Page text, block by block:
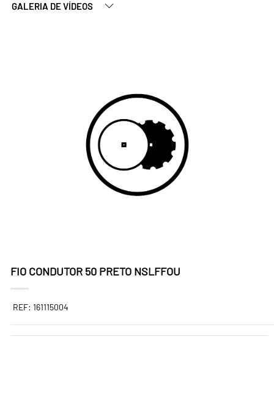
GALERIA DE VÍDEOS
FIO CONDUTOR 50 PRETO NSLFFOU
REF: 161115004